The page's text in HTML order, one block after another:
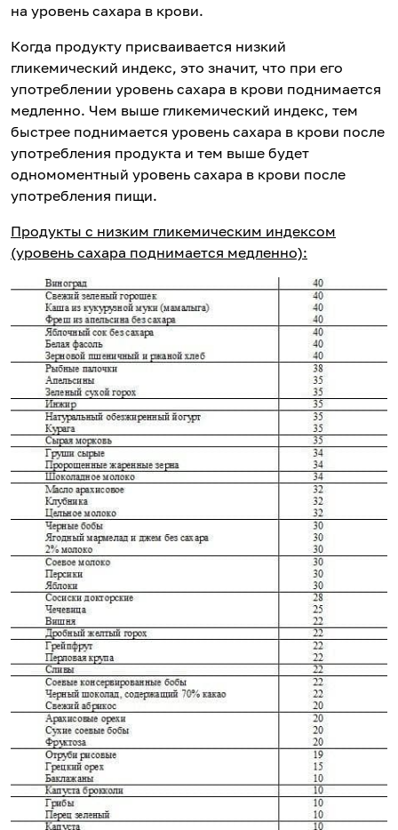
на уровень сахара в крови.
Когда продукту присваивается низкий
гликемический индекс, это значит, что при его
употреблении уровень сахара в крови поднимается
медленно. Чем выше гликемический индекс, тем
быстрее поднимается уровень сахара в крови после
употребления продукта и тем выше будет
одномоментный уровень сахара в крови после
употребления пищи.
Продукты с низким гликемическим индексом
(уровень сахара поднимается медленно):